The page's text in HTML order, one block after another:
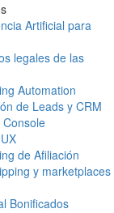
Artificial para
legales de las
Automation
de Leads y CRM
de Afiliación
y marketplaces
Bonificados